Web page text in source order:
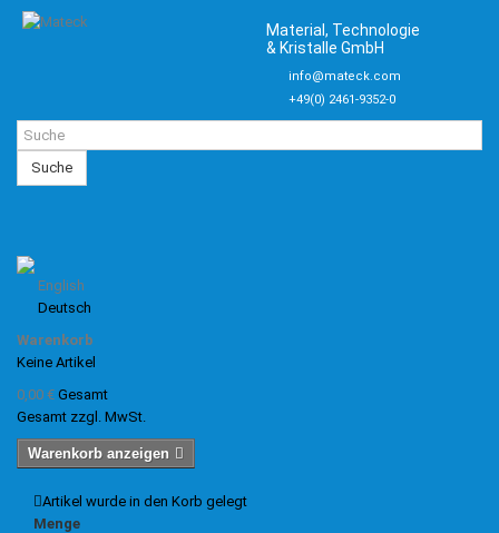
Material, Technologie
& Kristalle GmbH
info@mateck.com
+49(0) 2461-9352-0
Suche
English
Deutsch
Warenkorb
Keine Artikel
0,00 € Gesamt
Gesamt zzgl. MwSt.
Warenkorb anzeigen
Artikel wurde in den Korb gelegt
Menge